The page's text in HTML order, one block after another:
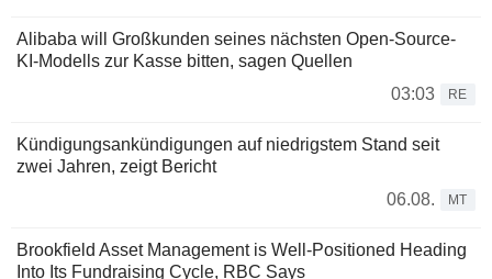
Alibaba will Großkunden seines nächsten Open-Source-
KI-Modells zur Kasse bitten, sagen Quellen
03:03
RE
Kündigungsankündigungen auf niedrigstem Stand seit
zwei Jahren, zeigt Bericht
06.08.
MT
Brookfield Asset Management is Well-Positioned Heading
Into Its Fundraising Cycle, RBC Says